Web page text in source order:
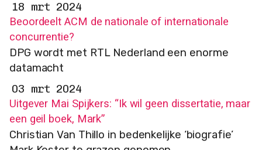
18 mrt 2024
Beoordeelt ACM de nationale of internationale
concurrentie?
DPG wordt met RTL Nederland een enorme
datamacht
03 mrt 2024
Uitgever Mai Spijkers: “Ik wil geen dissertatie, maar
een geil boek, Mark”
Christian Van Thillo in bedenkelijke ‘biografie’